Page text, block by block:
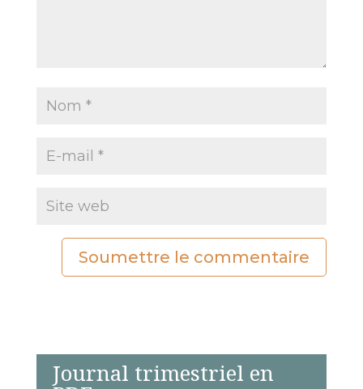
Soumettre le commentaire
Journal trimestriel en